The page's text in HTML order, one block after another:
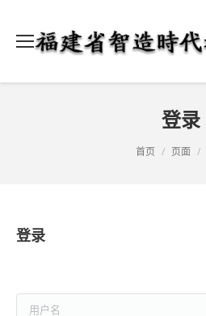
登录
首页 页面
登录
用户名